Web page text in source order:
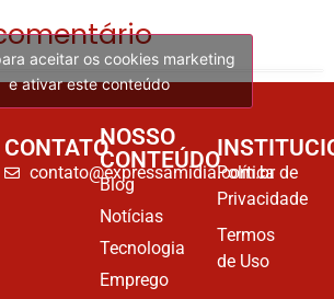
aceitar os cookies marketing
e ativar este conteúdo
CONTATO
contato@expressamidia.com.br
NOSSO
CONTEÚDO
Blog
Notícias
Tecnologia
Emprego
Política de
Privacidade
Termos
de Uso